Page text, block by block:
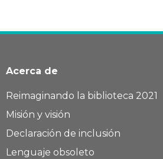
Acerca de
Reimaginando la biblioteca 2021
Misión y visión
Declaración de inclusión
Lenguaje obsoleto